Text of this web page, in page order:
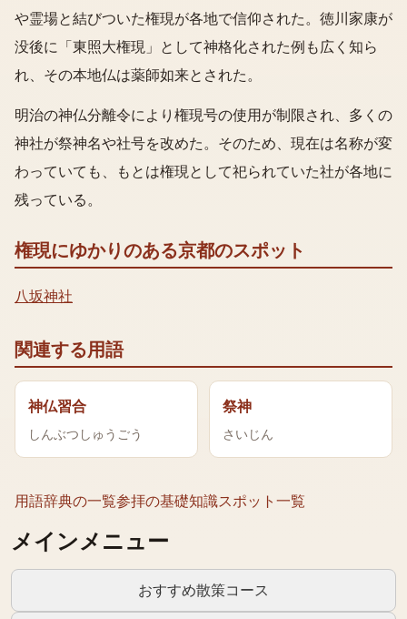
メインメニュー
おすすめ散策コース
や霊場と結びついた権現が各地で信仰された。徳川家康が
没後に「東照大権現」として神格化された例も広く知ら
れ、その本地仏は薬師如来とされた。
明治の神仏分離令により権現号の使用が制限され、多くの
神社が祭神名や社号を改めた。そのため、現在は名称が変
わっていても、もとは権現として祀られていた社が各地に
残っている。
権現にゆかりのある京都のスポット
八坂神社
関連する用語
神仏習合
しんぶつしゅうごう
祭神
さいじん
用語辞典の一覧参拝の基礎知識スポット一覧